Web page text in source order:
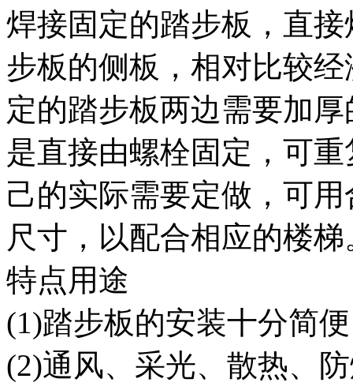
焊接固定的踏步板，直
步板的侧板，相对比较
定的踏步板两边需要加
是直接由螺栓固定，可
己的实际需要定做，可
尺寸，以配合相应的楼梯
特点用途
(1)踏步板的安装十分简
(2)通风、采光、散热、